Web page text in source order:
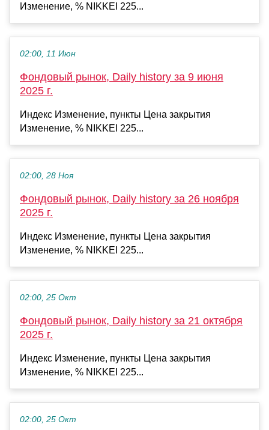
Изменение, % NIKKEI 225...
02:00, 11 Июн
Фондовый рынок, Daily history за 9 июня
2025 г.
Индекс Изменение, пункты Цена закрытия
Изменение, % NIKKEI 225...
02:00, 28 Ноя
Фондовый рынок, Daily history за 26 ноября
2025 г.
Индекс Изменение, пункты Цена закрытия
Изменение, % NIKKEI 225...
02:00, 25 Окт
Фондовый рынок, Daily history за 21 октября
2025 г.
Индекс Изменение, пункты Цена закрытия
Изменение, % NIKKEI 225...
02:00, 25 Окт